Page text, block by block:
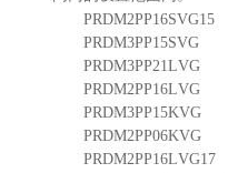
PRDM2PP16SVG15
PRDM3PP15SVG
PRDM3PP21LVG
PRDM2PP16LVG
PRDM3PP15KVG
PRDM2PP06KVG
PRDM2PP16LVG17